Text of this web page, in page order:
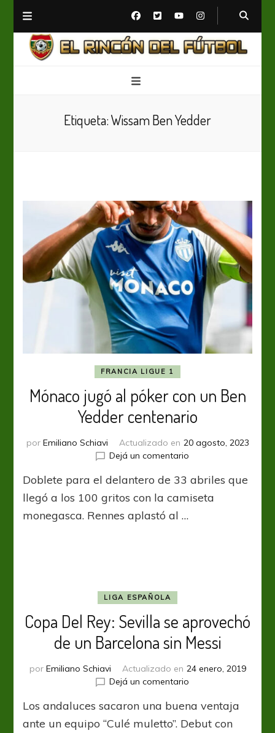
Etiqueta:Wissam Ben Yedder
FRANCIA LIGUE 1
Mónaco jugó al póker con un Ben
Yedder centenario
por Emiliano Schiavi Actualizado en 20 agosto, 2023
Dejá un comentarioen
jugó
al
con
Doblete para el delantero de 33 abriles que
llegó a los 100 gritos con la camiseta
monegasca. Rennes aplastó al …
LIGA ESPAÑOLA
Copa Del Rey: Sevilla se aprovechó
de un Barcelona sin Messi
por Emiliano Schiavi Actualizado en 24 enero, 2019
Dejá un comentarioen
Del
Rey:
Los andaluces sacaron una buena ventaja
ante un equipo “Culé muletto”. Debut con